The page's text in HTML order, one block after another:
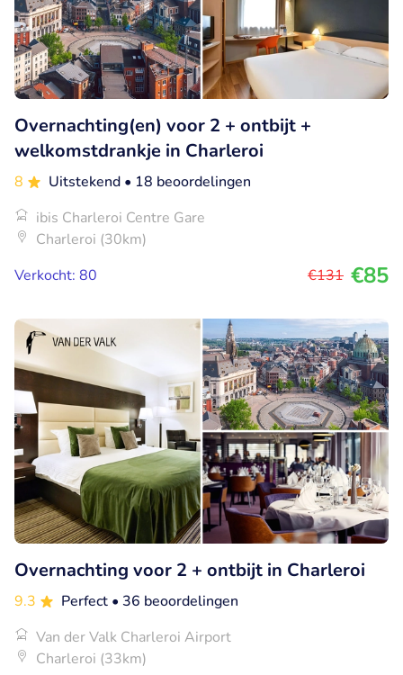
Overnachting(en) voor 2 + ontbijt +
welkomstdrankje in Charleroi
8 Uitstekend • 18 beoordelingen
ibis Charleroi Centre Gare
Charleroi (30km)
Verkocht: 80
€131 €85
Overnachting voor 2 + ontbijt in Charleroi
9.3 Perfect • 36 beoordelingen
Van der Valk Charleroi Airport
Charleroi (33km)